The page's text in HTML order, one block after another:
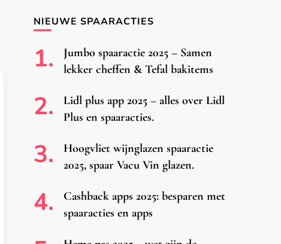
NIEUWE SPAARACTIES
Jumbo spaaractie 2025 – Samen
lekker cheffen & Tefal bakitems
Lidl plus app 2025 – alles over Lidl
Plus en spaaracties.
Hoogvliet wijnglazen spaaractie
2025, spaar Vacu Vin glazen.
Cashback apps 2025: besparen met
spaaracties en apps